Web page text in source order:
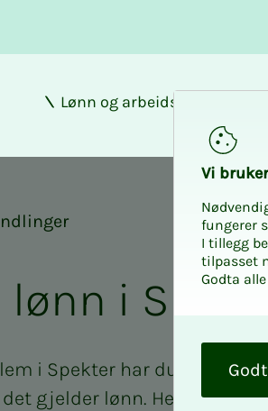
Lønn og arbeidsforhold
lønn i
i Spekter har du
gjelder lønn. Her finner
Vi
fungerer
I tillegg
tilpasset
Godta